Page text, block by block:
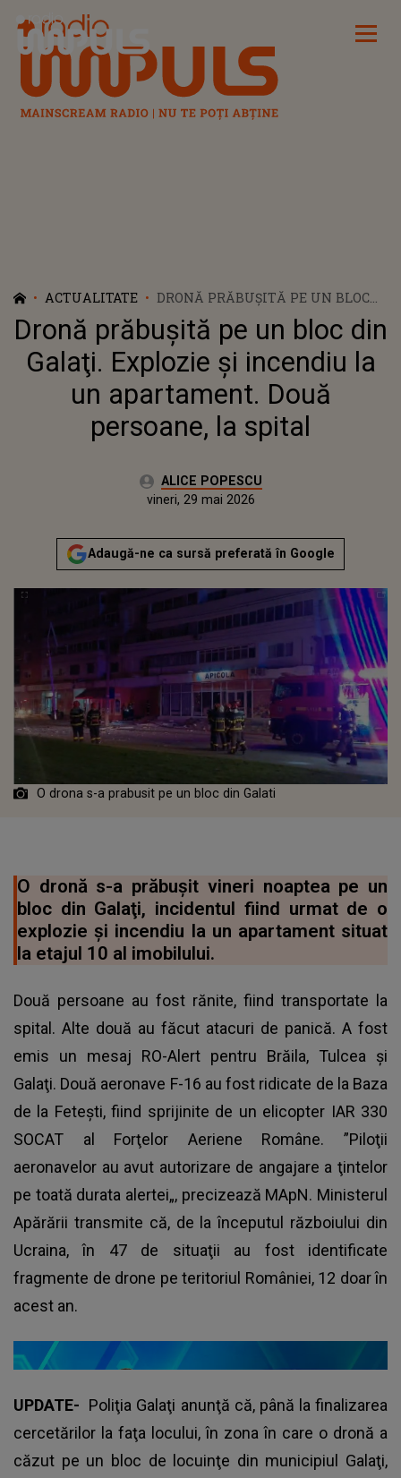
Radio Impuls
ACTUALITATE
DRONĂ PRĂBUŞITĂ PE UN BLOC
DIN GALAŢI. EXPLOZIE ŞI
INCENDIU LA UN APARTAMENT.
DOUĂ PERSOANE, LA SPITAL
Dronă prăbuşită pe un bloc din
Galaţi. Explozie şi incendiu la
un apartament. Două
persoane, la spital
Autor:ALICE POPESCU
Actualizat:
vineri, 29 mai 2026
Adaugă-ne ca sursă preferată în Google
O drona s-a prabusit pe un bloc din Galati
O dronă s-a prăbuşit vineri noaptea pe un
bloc din Galaţi, incidentul fiind urmat de o
explozie şi incendiu la un apartament situat
la etajul 10 al imobilului.
Două persoane au fost rănite, fiind transportate la
spital. Alte două au făcut atacuri de panică. A fost
emis un mesaj RO-Alert pentru Brăila, Tulcea şi
Galaţi. Două aeronave F-16 au fost ridicate de la Baza
de la Feteşti, fiind sprijinite de un elicopter IAR 330
SOCAT al Forţelor Aeriene Române. ”Piloţii
aeronavelor au avut autorizare de angajare a ţintelor
pe toată durata alertei„, precizează MApN. Ministerul
Apărării transmite că, de la începutul războiului din
Ucraina, în 47 de situaţii au fost identificate
fragmente de drone pe teritoriul României, 12 doar în
acest an.
UPDATE- Poliţia Galaţi anunţă că, până la finalizarea
cercetărilor la faţa locului, în zona în care o dronă a
căzut pe un bloc de locuinţe din municipiul Galaţi,